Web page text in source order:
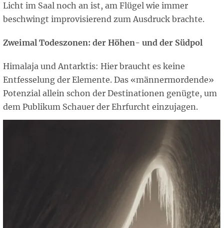
Licht im Saal noch an ist, am Flügel wie immer
beschwingt improvisierend zum Ausdruck brachte.
Zweimal Todeszonen: der Höhen- und der Südpol
Himalaja und Antarktis: Hier braucht es keine
Entfesselung der Elemente. Das «männermordende»
Potenzial allein schon der Destinationen genügte, um
dem Publikum Schauer der Ehrfurcht einzujagen.